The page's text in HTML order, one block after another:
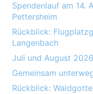
Spendenlauf am 14.
Pettersheim
Rückblick:
Langenbach
Juli und August
Gemeinsam
Rückblick: